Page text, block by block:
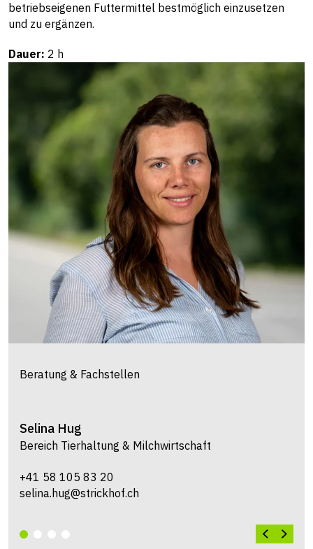
betriebseigenen Futtermittel bestmöglich einzusetzen
und zu ergänzen.
Dauer: 2 h
MirjamKlöppel
Bereich Tierhaltung & Milchwirtschaft
+41 58 105 88 68
mirjam.kloeppel@strickhof.ch